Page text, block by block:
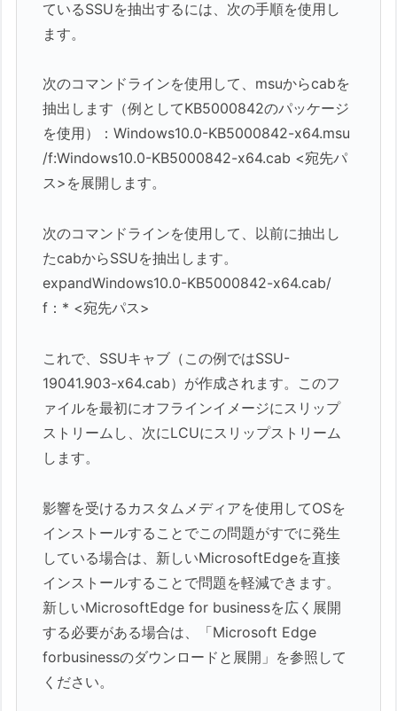
ているSSUを抽出するには、次の手順を使用し
ます。
次のコマンドラインを使用して、msuからcabを
抽出します（例としてKB5000842のパッケージ
を使用）：Windows10.0-KB5000842-x64.msu
/f:Windows10.0-KB5000842-x64.cab <宛先パ
ス>を展開します。
次のコマンドラインを使用して、以前に抽出し
たcabからSSUを抽出します。
expandWindows10.0-KB5000842-x64.cab/
f：* <宛先パス>
これで、SSUキャブ（この例ではSSU-
19041.903-x64.cab）が作成されます。このフ
ァイルを最初にオフラインイメージにスリップ
ストリームし、次にLCUにスリップストリーム
します。
影響を受けるカスタムメディアを使用してOSを
インストールすることでこの問題がすでに発生
している場合は、新しいMicrosoftEdgeを直接
インストールすることで問題を軽減できます。
新しいMicrosoftEdge for businessを広く展開
する必要がある場合は、「Microsoft Edge
forbusinessのダウンロードと展開」を参照して
ください。